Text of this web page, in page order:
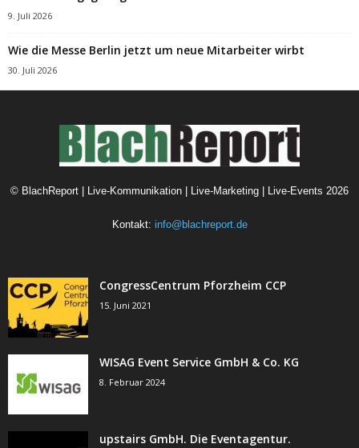
9. Juli 2026
Wie die Messe Berlin jetzt um neue Mitarbeiter wirbt
30. Juli 2026
© BlachReport | Live-Kommunikation | Live-Marketing | Live-Events 2026
Kontakt: info@blachreport.de
CongressCentrum Pforzheim CCP
15. Juni 2021
WISAG Event Service GmbH & Co. KG
8. Februar 2024
upstairs GmbH. Die Eventagentur.